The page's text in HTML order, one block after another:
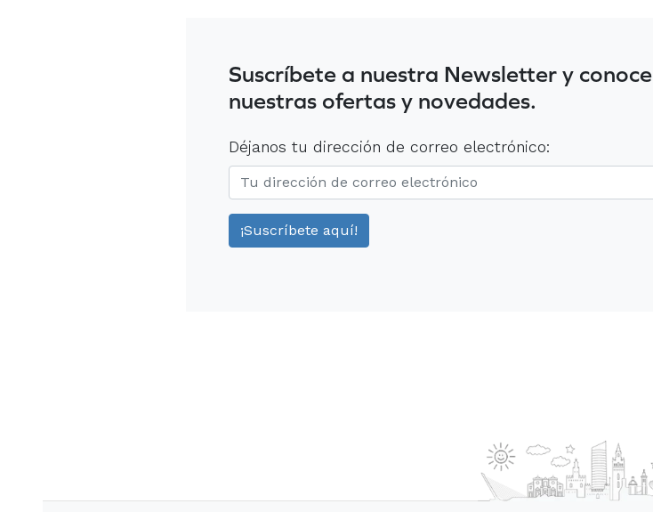
Suscríbete a nuestra Newsletter y conoce
nuestras ofertas y novedades.
Déjanos tu dirección de correo electrónico: